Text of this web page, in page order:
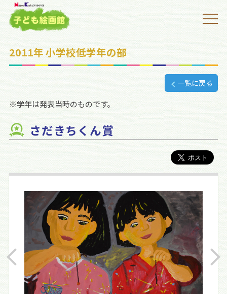
2011年 小学校低学年の部
一覧に戻る
※学年は発表当時のものです。
さだきちくん賞